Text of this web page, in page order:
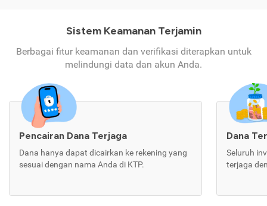
Sistem Keamanan Terjamin
Berbagai fitur keamanan dan verifikasi diterapkan untuk
melindungi data dan akun Anda.
Pencairan Dana Terjaga
Dana hanya dapat dicairkan ke rekening yang
sesuai dengan nama Anda di KTP.
Dana
Seluruh
terjaga